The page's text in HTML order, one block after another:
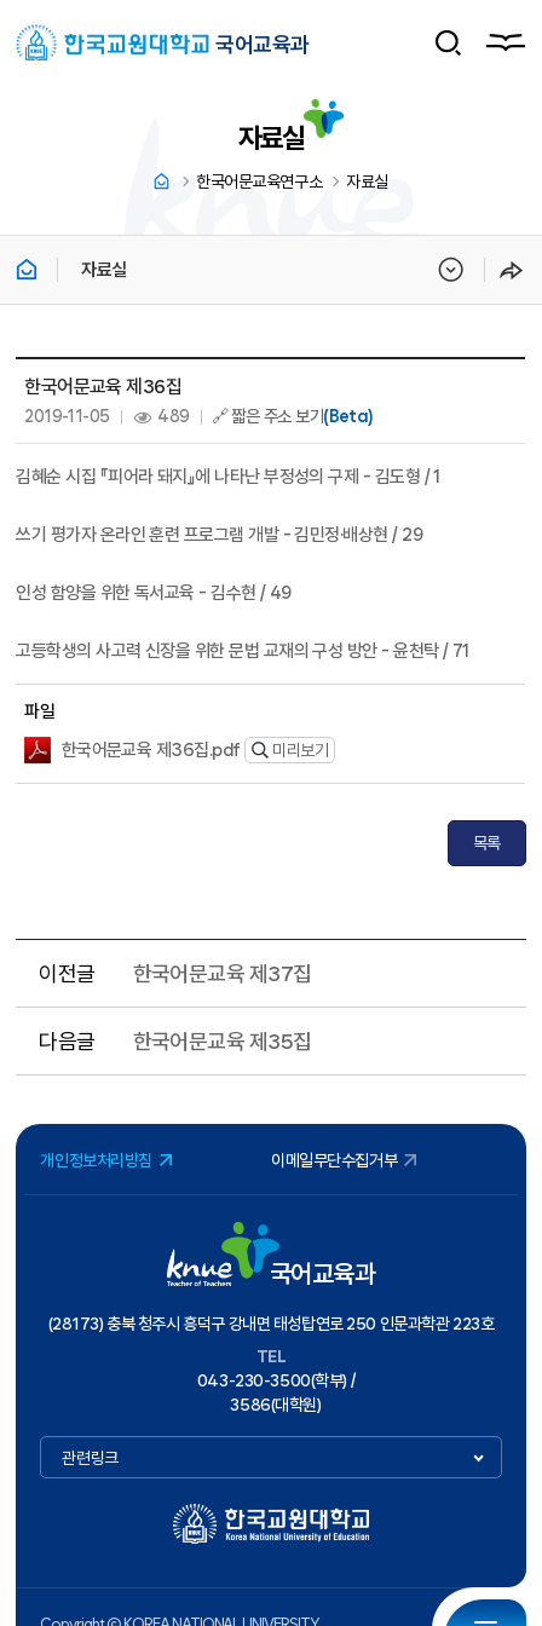
국어교육과
자료실
한국어문교육연구소 자료실
자료실
한국어문교육 제36집
2019-11-05 489 🔗 짧은 주소 보기(Beta)
김혜순 시집 『피어라 돼지』에 나타난 부정성의 구제 - 김도형 / 1
쓰기 평가자 온라인 훈련 프로그램 개발 - 김민정·배상현 / 29
인성 함양을 위한 독서교육 - 김수현 / 49
고등학생의 사고력 신장을 위한 문법 교재의 구성 방안 - 윤천탁 / 71
파일
한국어문교육 제36집.pdf
미리보기
목록
이전글 한국어문교육 제37집
다음글 한국어문교육 제35집
개인정보처리방침 이메일무단수집거부
국어교육과
(28173) 충북 청주시 흥덕구 강내면 태성탑연로 250 인문과학관 223호
TEL
043-230-3500(학부) /
3586(대학원)
관련링크